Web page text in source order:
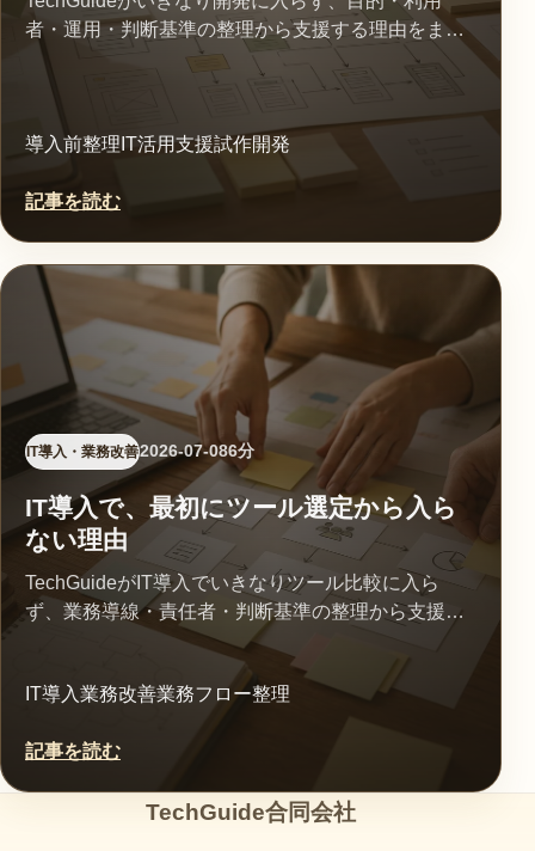
者・運用・判断基準の整理から支援する理由をまと
めました。
導入前整理 IT活用支援試作開発
記事を読む
IT導入・業務改善2026-07-086分
IT導入で、最初にツール選定から入ら
ない理由
TechGuideがIT導入でいきなりツール比較に入ら
ず、業務導線・責任者・判断基準の整理から支援す
る理由をまとめました。
IT導入業務改善業務フロー整理
記事を読む
TechGuide合同会社